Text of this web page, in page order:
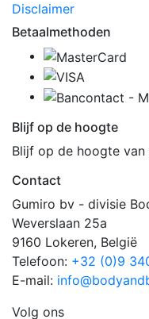
Disclaimer
Betaalmethoden
Blijf op de hoogte
Blijf op de hoogte
Contact
Gumiro bv - divisie
Weverslaan 25a
9160 Lokeren, België
Telefoon: +32 (0)9
E-mail:
Volg ons